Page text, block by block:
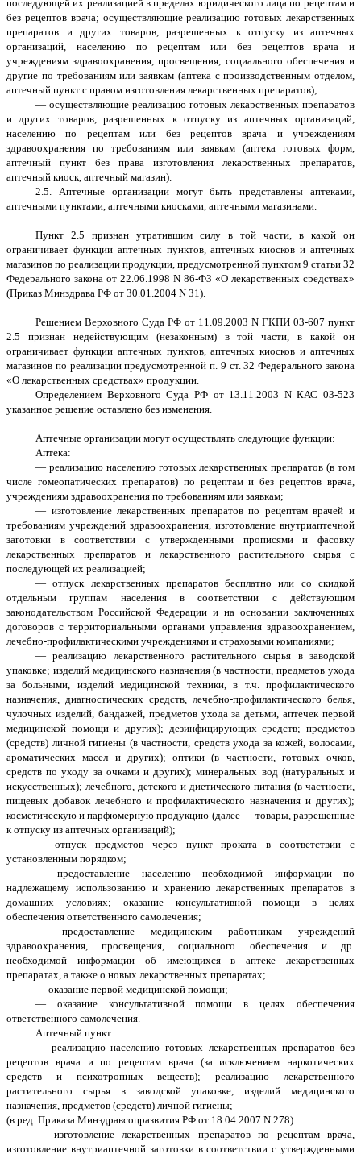
последующей их реализацией в пределах юридического лица по рецептам и
без рецептов врача; осуществляющие реализацию готовых лекарственных
препаратов и других товаров, разрешенных к отпуску из аптечных
организаций, населению по рецептам или без рецептов врача и
учреждениям здравоохранения, просвещения, социального обеспечения и
другие по требованиям или заявкам (аптека с производственным отделом,
аптечный пункт с правом изготовления лекарственных препаратов);
— осуществляющие реализацию готовых лекарственных препаратов
и других товаров, разрешенных к отпуску из аптечных организаций,
населению по рецептам или без рецептов врача и учреждениям
здравоохранения по требованиям или заявкам (аптека готовых форм,
аптечный пункт без права изготовления лекарственных препаратов,
аптечный киоск, аптечный магазин).
2.5. Аптечные организации могут быть представлены аптеками,
аптечными пунктами, аптечными киосками, аптечными магазинами.
Пункт 2.5 признан утратившим силу в той части, в какой он
ограничивает функции аптечных пунктов, аптечных киосков и аптечных
магазинов по реализации продукции, предусмотренной пунктом 9 статьи 32
Федерального закона от 22.06.1998 N 86-ФЗ «О лекарственных средствах»
(Приказ Минздрава РФ от 30.01.2004 N 31).
Решением Верховного Суда РФ от 11.09.2003 N ГКПИ 03-607 пункт
2.5 признан недействующим (незаконным) в той части, в какой он
ограничивает функции аптечных пунктов, аптечных киосков и аптечных
магазинов по реализации предусмотренной п. 9 ст. 32 Федерального закона
«О лекарственных средствах» продукции.
Определением Верховного Суда РФ от 13.11.2003 N КАС 03-523
указанное решение оставлено без изменения.
Аптечные организации могут осуществлять следующие функции:
Аптека:
— реализацию населению готовых лекарственных препаратов (в том
числе гомеопатических препаратов) по рецептам и без рецептов врача,
учреждениям здравоохранения по требованиям или заявкам;
— изготовление лекарственных препаратов по рецептам врачей и
требованиям учреждений здравоохранения, изготовление внутриаптечной
заготовки в соответствии с утвержденными прописями и фасовку
лекарственных препаратов и лекарственного растительного сырья с
последующей их реализацией;
— отпуск лекарственных препаратов бесплатно или со скидкой
отдельным группам населения в соответствии с действующим
законодательством Российской Федерации и на основании заключенных
договоров с территориальными органами управления здравоохранением,
лечебно-профилактическими учреждениями и страховыми компаниями;
— реализацию лекарственного растительного сырья в заводской
упаковке; изделий медицинского назначения (в частности, предметов ухода
за больными, изделий медицинской техники, в т.ч. профилактического
назначения, диагностических средств, лечебно-профилактического белья,
чулочных изделий, бандажей, предметов ухода за детьми, аптечек первой
медицинской помощи и других); дезинфицирующих средств; предметов
(средств) личной гигиены (в частности, средств ухода за кожей, волосами,
ароматических масел и других); оптики (в частности, готовых очков,
средств по уходу за очками и других); минеральных вод (натуральных и
искусственных); лечебного, детского и диетического питания (в частности,
пищевых добавок лечебного и профилактического назначения и других);
косметическую и парфюмерную продукцию (далее — товары, разрешенные
к отпуску из аптечных организаций);
— отпуск предметов через пункт проката в соответствии с
установленным порядком;
— предоставление населению необходимой информации по
надлежащему использованию и хранению лекарственных препаратов в
домашних условиях; оказание консультативной помощи в целях
обеспечения ответственного самолечения;
— предоставление медицинским работникам учреждений
здравоохранения, просвещения, социального обеспечения и др.
необходимой информации об имеющихся в аптеке лекарственных
препаратах, а также о новых лекарственных препаратах;
— оказание первой медицинской помощи;
— оказание консультативной помощи в целях обеспечения
ответственного самолечения.
Аптечный пункт:
— реализацию населению готовых лекарственных препаратов без
рецептов врача и по рецептам врача (за исключением наркотических
средств и психотропных веществ); реализацию лекарственного
растительного сырья в заводской упаковке, изделий медицинского
назначения, предметов (средств) личной гигиены;
(в ред. Приказа Минздравсоцразвития РФ от 18.04.2007 N 278)
— изготовление лекарственных препаратов по рецептам врача,
изготовление внутриаптечной заготовки в соответствии с утвержденными